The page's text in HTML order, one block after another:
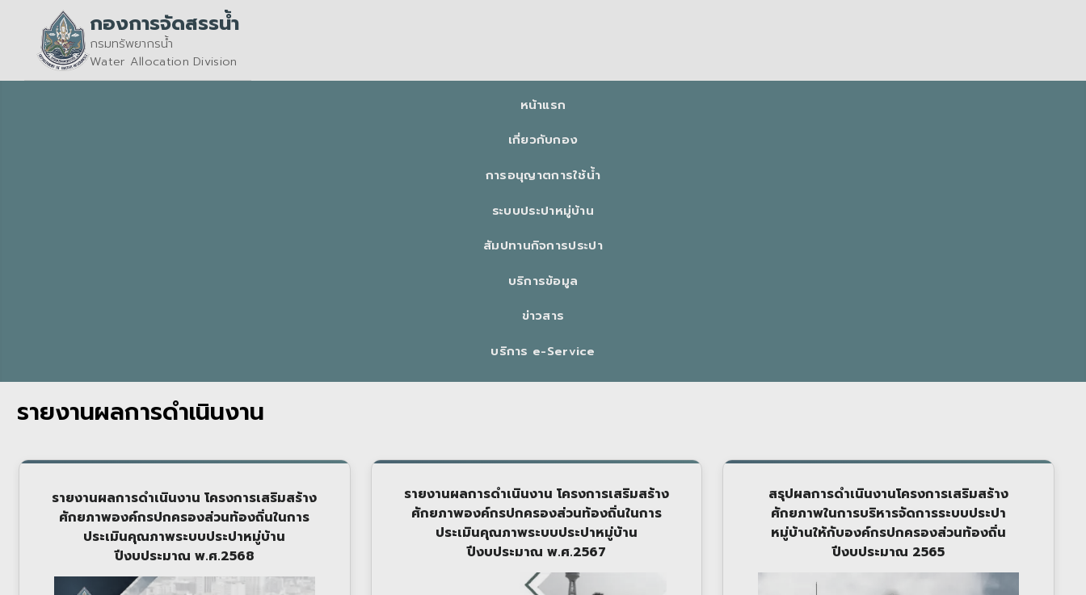
กองการจัดสรรน้ำ
กรมทรัพยากรน้ำ
Water Allocation Division
หน้าแรก
เกี่ยวกับกอง
การอนุญาตการใช้น้ำ
ระบบประปาหมู่บ้าน
สัมปทานกิจการประปา
บริการข้อมูล
ข่าวสาร
บริการ e-Service
รายงานผลการดำเนินงาน
รายงานผลการดำเนินงาน โครงการเสริมสร้าง
ศักยภาพองค์กรปกครองส่วนท้องถิ่นในการ
ประเมินคุณภาพระบบประปาหมู่บ้าน
ปีงบประมาณ พ.ศ.2568
รายงานผลการดำเนินงาน โครงการเสริมสร้าง
ศักยภาพองค์กรปกครองส่วนท้องถิ่นในการ
ประเมินคุณภาพระบบประปาหมู่บ้าน
ปีงบประมาณ พ.ศ.2567
สรุปผลการดำเนินงานโครงการเสริมสร้าง
ศักยภาพในการบริหารจัดการระบบประปา
หมู่บ้านให้กับองค์กรปกครองส่วนท้องถิ่น
ปีงบประมาณ 2565